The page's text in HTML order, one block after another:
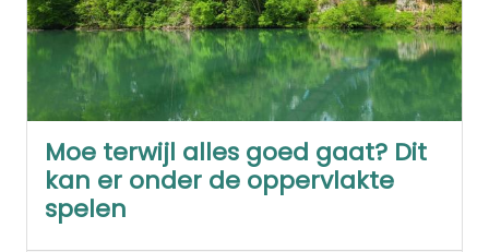
Moe terwijl alles goed gaat? Dit
kan er onder de oppervlakte
spelen